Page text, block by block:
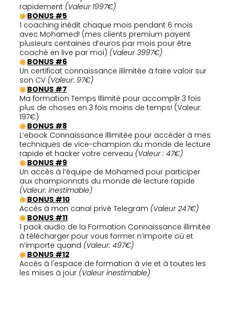
rapidement (Valeur 1997€)
◉ BONUS #5
1 coaching inédit chaque mois pendant 6 mois
avec Mohamed! (mes clients premium payent
plusieurs centaines d’euros par mois pour être
coaché en live par moi) (Valeur 3997€)
◉ BONUS #6
Un certificat connaissance illimitée à faire valoir sur
son CV (Valeur: 97€)
◉ BONUS #7
Ma formation Temps Illimité pour accomplir 3 fois
plus de choses en 3 fois moins de temps! (Valeur:
197€)
◉ BONUS #8
L’ebook Connaissance Illimitée pour accéder à mes
techniques de vice-champion du monde de lecture
rapide et hacker votre cerveau (Valeur : 47€)
◉ BONUS #9
Un accès à l’équipe de Mohamed pour participer
aux championnats du monde de lecture rapide
(Valeur: inestimable)
◉ BONUS #10
Accès à mon canal privé Telegram (Valeur 247€)
◉ BONUS #11
1 pack audio de la Formation Connaissance illimitée
à télécharger pour vous former n’importe où et
n’importe quand (Valeur: 497€)
◉ BONUS #12
Accès à l'espace de formation à vie et à toutes les
les mises à jour (Valeur inestimable)